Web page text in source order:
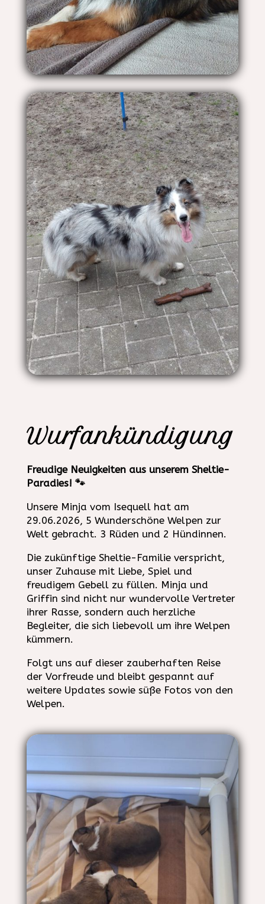
Wurfankündigung
Freudige Neuigkeiten aus unserem Sheltie-
Paradies! 🐾
Unsere Minja vom Isequell hat am
29.06.2026, 5 Wunderschöne Welpen zur
Welt gebracht. 3 Rüden und 2 Hündinnen.
Die zukünftige Sheltie-Familie verspricht,
unser Zuhause mit Liebe, Spiel und
freudigem Gebell zu füllen. Minja und
Griffin sind nicht nur wundervolle Vertreter
ihrer Rasse, sondern auch herzliche
Begleiter, die sich liebevoll um ihre Welpen
kümmern.
Folgt uns auf dieser zauberhaften Reise
der Vorfreude und bleibt gespannt auf
weitere Updates sowie süße Fotos von den
Welpen.